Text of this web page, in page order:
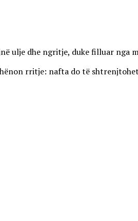
ulje dhe ngritje, duke filluar nga
rritje: nafta do të